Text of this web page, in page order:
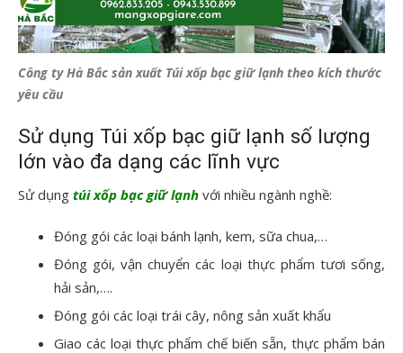
Công ty Hà Bắc sản xuất Túi xốp bạc giữ lạnh theo kích thước
yêu cầu
Sử dụng Túi xốp bạc giữ lạnh số lượng
lớn vào đa dạng các lĩnh vực
Sử dụng túi xốp bạc giữ lạnh với nhiều ngành nghề:
Đóng gói các loại bánh lạnh, kem, sữa chua,…
Đóng gói, vận chuyển các loại thực phẩm tươi sống,
hải sản,….
Đóng gói các loại trái cây, nông sản xuất khẩu
Giao các loại thực phẩm chế biến sẵn, thực phẩm bán